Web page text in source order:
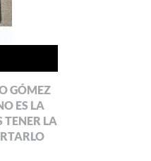
GÓMEZ
ES LA
TENER LA